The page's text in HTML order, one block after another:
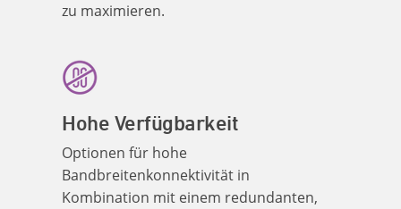
zu maximieren.
Hohe Verfügbarkeit
Optionen für hohe
Bandbreitenkonnektivität in
Kombination mit einem redundanten,